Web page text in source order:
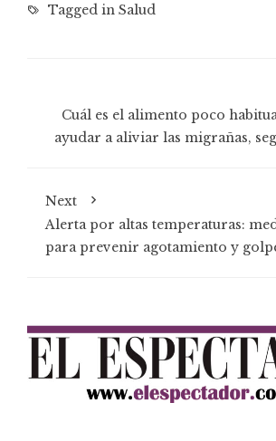
Tagged in Salud
Cuál es el alimento poco
ayudar a aliviar las migrañas,
Next
Alerta por altas temperaturas:
para prevenir agotamiento y